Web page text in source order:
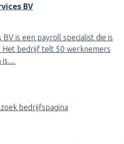
BV
is een payroll specialist die is
bedrijf telt 50 werknemers
is…
bedrijfspagina